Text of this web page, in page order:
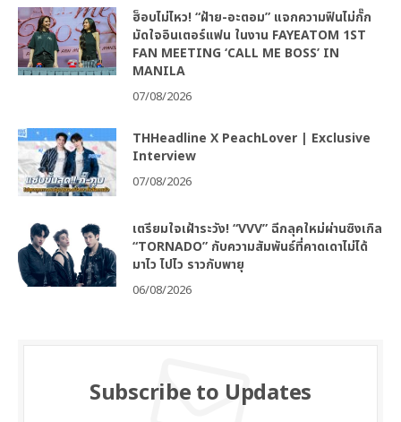
ฮ็อบไม่ไหว! “ฝ้าย-อะตอม” แจกความฟินไม่กั๊ก
มัดใจอินเตอร์แฟน ในงาน FAYEATOM 1ST
FAN MEETING ‘CALL ME BOSS’ IN
MANILA
07/08/2026
THHeadline X PeachLover | Exclusive
Interview
07/08/2026
เตรียมใจเฝ้าระวัง! “VVV” ฉีกลุคใหม่ผ่านซิงเกิล
“TORNADO” กับความสัมพันธ์ที่คาดเดาไม่ได้
มาไว ไปไว ราวกับพายุ
06/08/2026
Subscribe to Updates